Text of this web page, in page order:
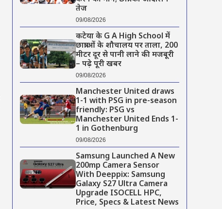
तेज
09/08/2026
कटेया के G A High School में
छात्राओं के शौचालय पर ताला, 200
मीटर दूर से पानी लाने की मजबूरी
– पढ़े पूरी खबर
09/08/2026
Manchester United draws
1-1 with PSG in pre-season
friendly: PSG vs
Manchester United Ends 1-
1 in Gothenburg
09/08/2026
Samsung Launched A New
200mp Camera Sensor
With Deeppix: Samsung
Galaxy S27 Ultra Camera
Upgrade ISOCELL HPC,
Price, Specs & Latest News